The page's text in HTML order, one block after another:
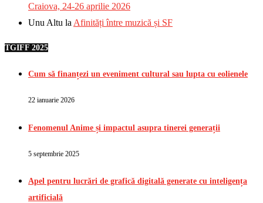
Craiova, 24-26 aprilie 2026
Unu Altu la Afinități între muzică și SF
TGIFF 2025
Cum să finanțezi un eveniment cultural sau lupta cu eolienele
22 ianuarie 2026
Fenomenul Anime și impactul asupra tinerei generații
5 septembrie 2025
Apel pentru lucrări de grafică digitală generate cu inteligența
artificială